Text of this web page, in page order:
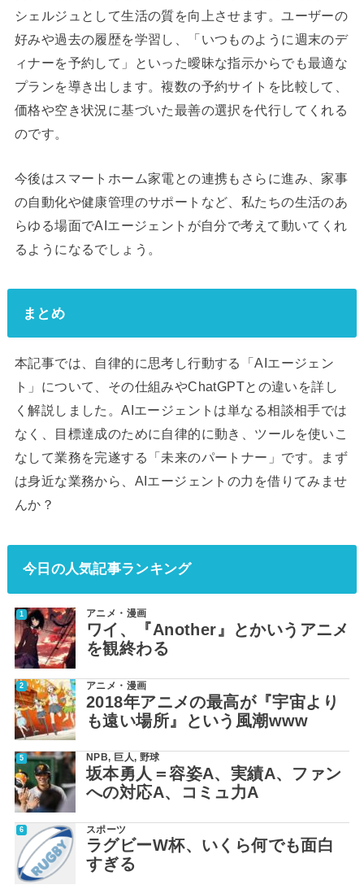
シェルジュとして生活の質を向上させます。ユーザーの
好みや過去の履歴を学習し、「いつものように週末のデ
ィナーを予約して」といった曖昧な指示からでも最適な
プランを導き出します。複数の予約サイトを比較して、
価格や空き状況に基づいた最善の選択を代行してくれる
のです。
今後はスマートホーム家電との連携もさらに進み、家事
の自動化や健康管理のサポートなど、私たちの生活のあ
らゆる場面でAIエージェントが自分で考えて動いてくれ
るようになるでしょう。
まとめ
本記事では、自律的に思考し行動する「AIエージェン
ト」について、その仕組みやChatGPTとの違いを詳し
く解説しました。AIエージェントは単なる相談相手では
なく、目標達成のために自律的に動き、ツールを使いこ
なして業務を完遂する「未来のパートナー」です。まず
は身近な業務から、AIエージェントの力を借りてみませ
んか？
今日の人気記事ランキング
アニメ・漫画
ワイ、『Another』とかいうアニメ
を観終わる
アニメ・漫画
2018年アニメの最高が『宇宙より
も遠い場所』という風潮www
NPB, 巨人, 野球
坂本勇人＝容姿A、実績A、ファン
への対応A、コミュ力A
スポーツ
ラグビーW杯、いくら何でも面白
すぎる